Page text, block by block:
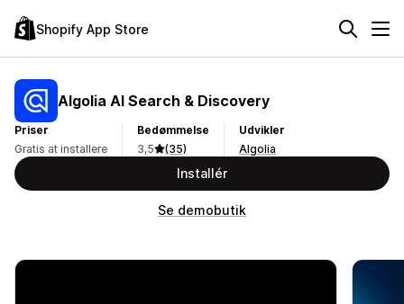
Shopify App Store
Algolia AI Search & Discovery
Priser
Gratis at installere
Bedømmelse
3,5
(35)
Udvikler
Algolia
Installér
Se demobutik